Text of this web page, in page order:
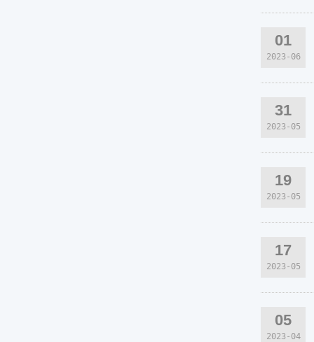
01
2023-06
31
2023-05
19
2023-05
17
2023-05
05
2023-04